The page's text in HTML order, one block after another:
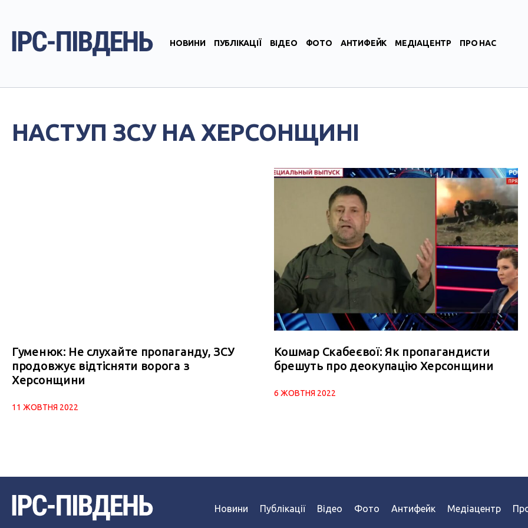
НОВИНИ ПУБЛІКАЦІЇ ВІДЕО ФОТО АНТИФЕЙК МЕДІАЦЕНТР ПРО НАС
НАСТУП ЗСУ НА ХЕРСОНЩИНІ
Гуменюк: Не слухайте пропаганду, ЗСУ
продовжує відтісняти ворога з
Херсонщини
11 ЖОВТНЯ 2022
Кошмар Скабеєвої: Як пропагандисти
брешуть про деокупацію Херсонщини
6 ЖОВТНЯ 2022
Новини Публікації Відео Фото Антифейк Медіацентр